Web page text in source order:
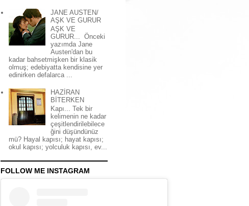
JANE AUSTEN/
AŞK VE GURUR
AŞK VE
GURUR... Önceki
yazımda Jane
Austen'dan bu
kadar bahsetmişken bir klasik
olmuş; edebiyatta kendisine yer
edinirken defalarca ...
HAZİRAN
BİTERKEN
Kapı... Tek bir
kelimenin ne kadar
çeşitlendirilebilece
ğini düşündünüz
mü? Hayal kapısı; hayat kapısı;
okul kapısı; yolculuk kapısı, ev...
FOLLOW ME INSTAGRAM